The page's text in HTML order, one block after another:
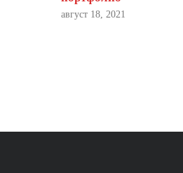
август 18, 2021